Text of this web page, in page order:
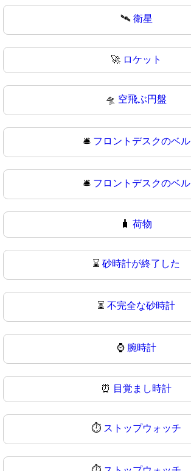
🛰 衛星
🚀 ロケット
🛸 空飛ぶ円盤
🛎️ フロントデスクのベル
🛎 フロントデスクのベル
🧳 荷物
⌛ 砂時計が終了した
⏳ 不完全な砂時計
⌚ 腕時計
⏰ 目覚まし時計
⏱️ ストップウォッチ